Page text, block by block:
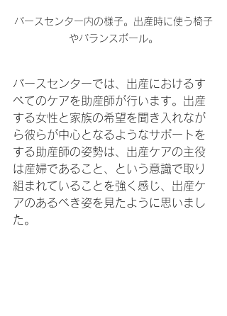
バースセンター内の様子。出産時に使う椅子
やバランスボール。
バースセンターでは、出産におけるす
べてのケアを助産師が行います。出産
する女性と家族の希望を聞き入れなが
ら彼らが中心となるようなサポートを
する助産師の姿勢は、出産ケアの主役
は産婦であること、という意識で取り
組まれていることを強く感じ、出産ケ
アのあるべき姿を見たように思いまし
た。